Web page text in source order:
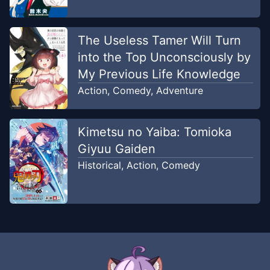
Chapter584
Porchemy
PML-TL
2025
Chapter 583-
Gray Terminal
PML-TL
Dec 26, 2025
PML-TL
Dec 26, 2025
Chapter581 -Masa Depan yang
Mendekat
PML-TL
Dec 26,
Dec 26, 2025
The Useless Tamer Will Turn
into the Top Unconsciously by
My Previous Life Knowledge
Action, Comedy, Adventure
Kimetsu no Yaiba: Tomioka
Giyuu Gaiden
Historical, Action, Comedy